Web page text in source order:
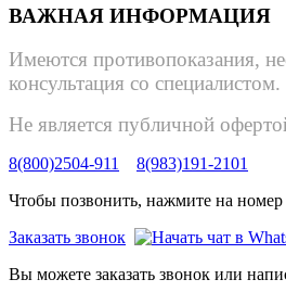
ВАЖНАЯ ИНФОРМАЦИЯ
Имеются противопоказания,
консультация со специалистом.
Не является публичной
8(800)2504-911
8(983)191-2101
Чтобы позвонить, нажмите на номер
Заказать звонок
Вы можете заказать звонок или